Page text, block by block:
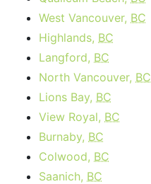
West Vancouver, BC
Highlands, BC
Langford, BC
North Vancouver, BC
Lions Bay, BC
View Royal, BC
Burnaby, BC
Colwood, BC
Saanich, BC